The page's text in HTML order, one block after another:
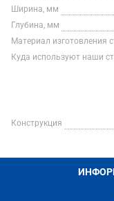
Ширина, мм
Глубина, мм
Материал изготовления
Куда используют наши
Конструкция